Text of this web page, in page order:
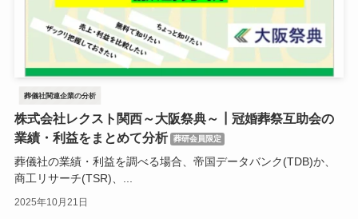
葬儀社関連企業の分析
株式会社レクスト関西～大阪祭典～┃冠婚葬祭互助会の
業績・利益をまとめて分析
葬研会員限定
葬儀社の業績・利益を調べる場合、帝国データバンク(TDB)か、
商工リサーチ(TSR)、...
2025年10月21日